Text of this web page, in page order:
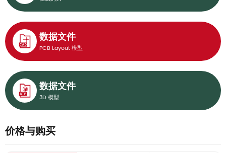
数据文件
PCB Layout 模型
数据文件
3D 模型
价格与购买